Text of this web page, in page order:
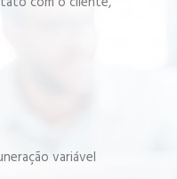
variável